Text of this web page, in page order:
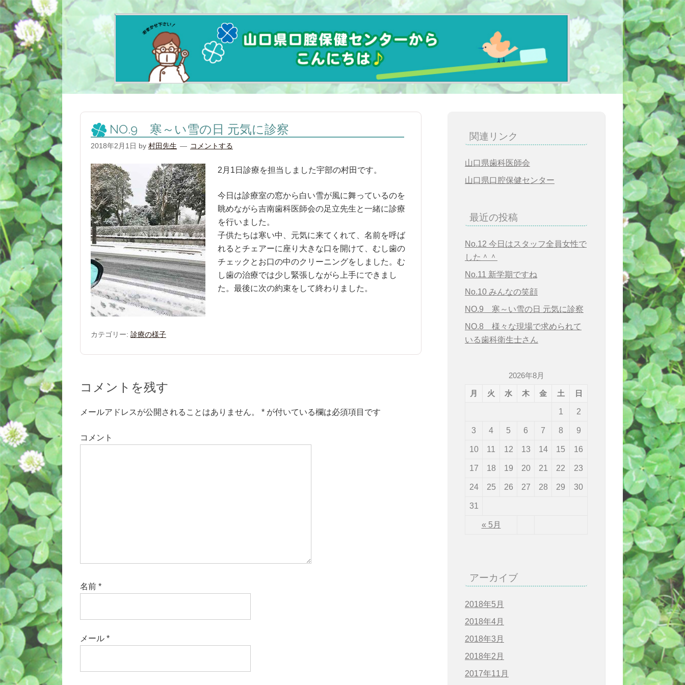
NO.9 寒～い雪の日 元気に診察
2018年2月1日 by 村田先生 コメントする
2月1日診療を担当しました宇部の村田です。
今日は診療室の窓から白い雪が風に舞っているのを
眺めながら吉南歯科医師会の足立先生と一緒に診療
を行いました。
子供たちは寒い中、元気に来てくれて、名前を呼ば
れるとチェアーに座り大きな口を開けて、むし歯の
チェックとお口の中のクリーニングをしました。む
し歯の治療では少し緊張しながら上手にできまし
た。最後に次の約束をして終わりました。
カテゴリー: 診療の様子
コメントを残す
メールアドレスが公開されることはありません。 * が付いている欄は必須項目です
コメント
名前 *
メール *
関連リンク
山口県歯科医師会
山口県口腔保健センター
最近の投稿
No.12 今日はスタッフ全員女性で
した＾＾
No.11 新学期ですね
No.10 みんなの笑顔
NO.9 寒～い雪の日 元気に診察
NO.8 様々な現場で求められて
いる歯科衛生士さん
2026年8月
月 火 水 木 金 土 日
« 5月
1 2
3 4 5 6 7 8 9
10 11 12 13 14 15 16
17 18 19 20 21 22 23
24 25 26 27 28 29 30
31
アーカイブ
2018年5月
2018年4月
2018年3月
2018年2月
2017年11月